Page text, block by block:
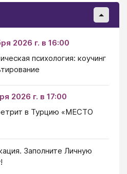
2026 г. в 16:00
психология: коучинг
2026 г. в 17:00
в Турцию «МЕСТО
Заполните Личную